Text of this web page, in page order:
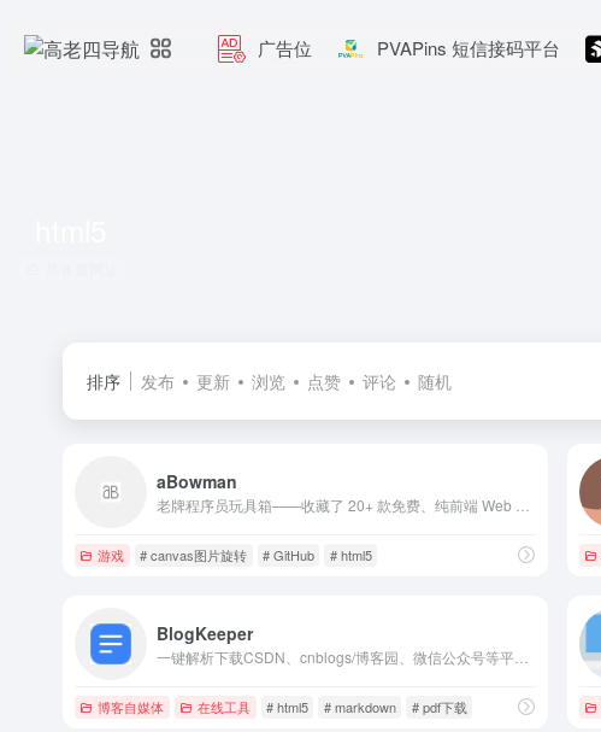
广告位 PVAPins 短信接码平台
排序 发布 更新 浏览 点赞 评论 随机
aBowman
游戏 # canvas图片旋转 # GitHub # html5
BlogKeeper
博客自媒体 在线工具 # html5 # markdown # pdf下载